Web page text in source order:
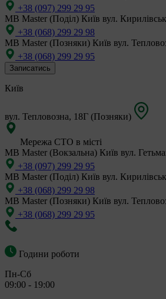
+38 (097) 299 29 95
MB Master (Поділ) Київ вул.
+38 (068) 299 29 98
MB Master (Позняки) Київ вул.
+38 (068) 299 29 95
Записатись
Київ
вул. Тепловозна, 18Г (Позняки)
Мережа СТО в місті
MB Master (Вокзальна) Київ вул.
+38 (097) 299 29 95
MB Master (Поділ) Київ вул.
+38 (068) 299 29 98
MB Master (Позняки) Київ вул.
+38 (068) 299 29 95
Години роботи
Пн-Сб
09:00 - 19:00